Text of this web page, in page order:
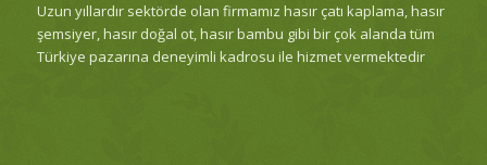
Uzun yıllardır sektörde olan firmamız hasır çatı kaplama, hasır
şemsiyer, hasır doğal ot, hasır bambu gibi bir çok alanda tüm
Türkiye pazarına deneyimli kadrosu ile hizmet vermektedir